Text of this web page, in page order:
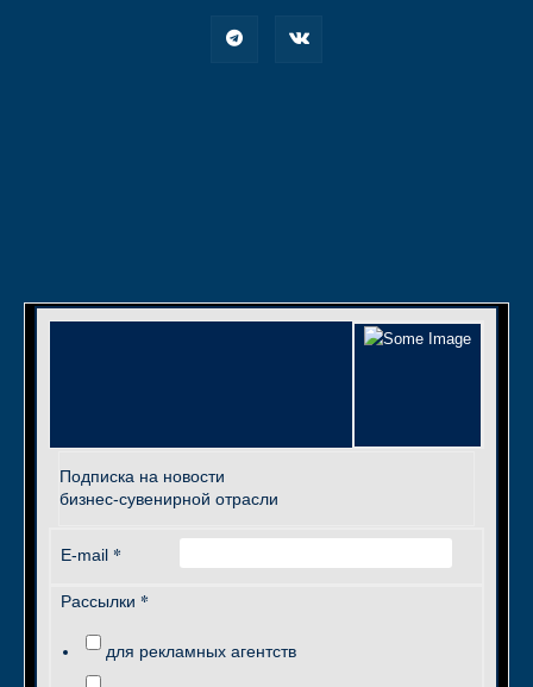
Подписка на новости
бизнес-сувенирной отрасли
E-mail *
Рассылки *
для рекламных агентств